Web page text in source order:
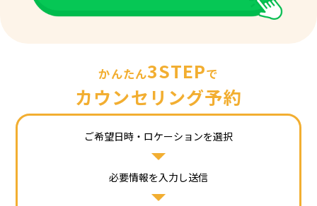
かんたん3STEPで
カウンセリング予約
ご希望日時・ロケーションを選択
必要情報を入力し送信